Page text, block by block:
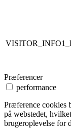
Præferencer
performance
Præference cookies
på webstedet,
brugeroplevelse for